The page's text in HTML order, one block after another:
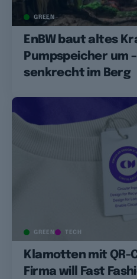
GREEN
EnBW baut altes
Pumpspeicher um
senkrecht im Berg
GREEN TECH
Klamotten mit QR-
Firma will Fast